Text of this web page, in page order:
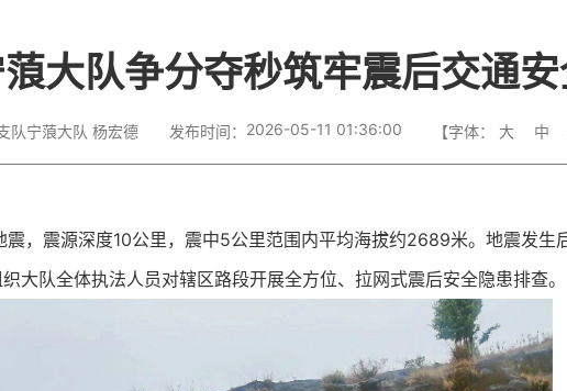
大队争分夺秒筑牢震后交通
队宁蒗大队 杨宏德 发布时间： 2026-05-11 01:36:00 【字体： 大 中
，震源深度10公里，震中5公里范围内平均海拔约2689米。地震发生
大队全体执法人员对辖区路段开展全方位、拉网式震后安全隐患排查。